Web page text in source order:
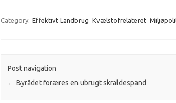
Category: Effektivt Landbrug Kvælstofrelateret
Post navigation
← Byrådet foræres en ubrugt skraldespand